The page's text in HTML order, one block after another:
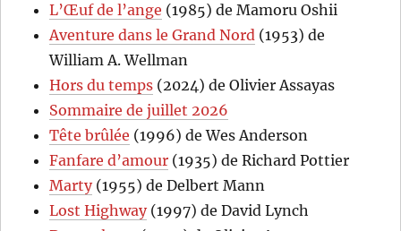
L’Œuf de l’ange (1985) de Mamoru Oshii
Aventure dans le Grand Nord (1953) de
William A. Wellman
Hors du temps (2024) de Olivier Assayas
Sommaire de juillet 2026
Tête brûlée (1996) de Wes Anderson
Fanfare d’amour (1935) de Richard Pottier
Marty(1955) de Delbert Mann
Lost Highway(1997) de David Lynch